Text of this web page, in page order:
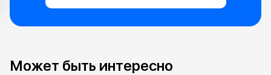
Может быть интересно